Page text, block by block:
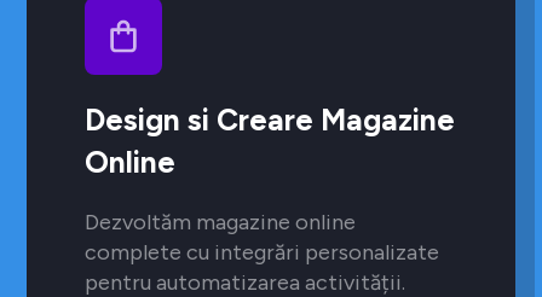
Design si Creare Magazine
Online
Dezvoltăm magazine online
complete cu integrări personalizate
pentru automatizarea activității.